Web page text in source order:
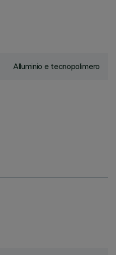
Alluminio e tecnopolimero